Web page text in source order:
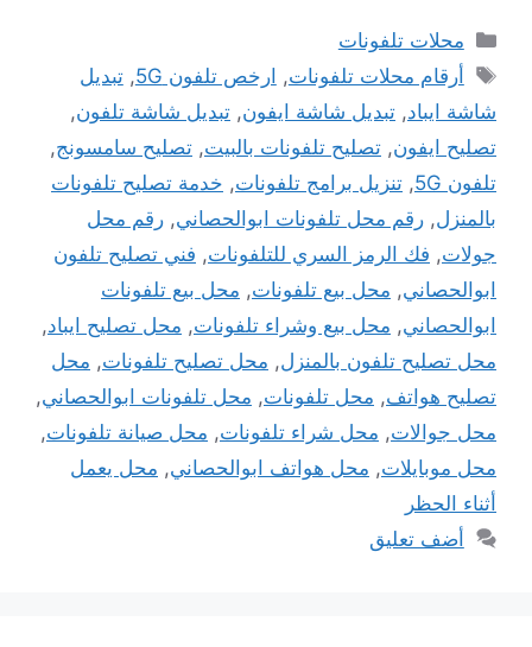
التصنيفات
محلات تلفونات
الوسوم
أرقام محلات تلفونات, ارخص تلفون 5G ,تبديل
شاشة ايباد, تبديل شاشة ايفون, تبديل شاشة تلفون,
تصليح ايفون, تصليح تلفونات بالبيت, تصليح سامسونج,
تلفون 5G
, تنزيل برامج تلفونات, خدمة تصليح تلفونات
بالمنزل, رقم محل تلفونات ابوالحصاني, رقم محل
جولات, فك الرمز السري للتلفونات, فني تصليح تلفون
ابوالحصاني, محل بيع تلفونات, محل بيع تلفونات
ابوالحصاني, محل بيع وشراء تلفونات, محل تصليح ايباد,
محل تصليح تلفون بالمنزل, محل تصليح تلفونات, محل
تصليح هواتف, محل تلفونات, محل تلفونات ابوالحصاني,
محل جوالات, محل شراء تلفونات, محل صيانة تلفونات,
محل موبايلات, محل هواتف ابوالحصاني, محل يعمل
أثناء الحظر
أضف تعليق